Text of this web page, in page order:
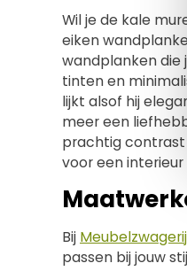
Wil je de kale
eiken
wandplanken die
tinten en
lijkt alsof hij
meer een
prachtig contrast
voor een
Bij Meubelzwagerij
passen bij jouw